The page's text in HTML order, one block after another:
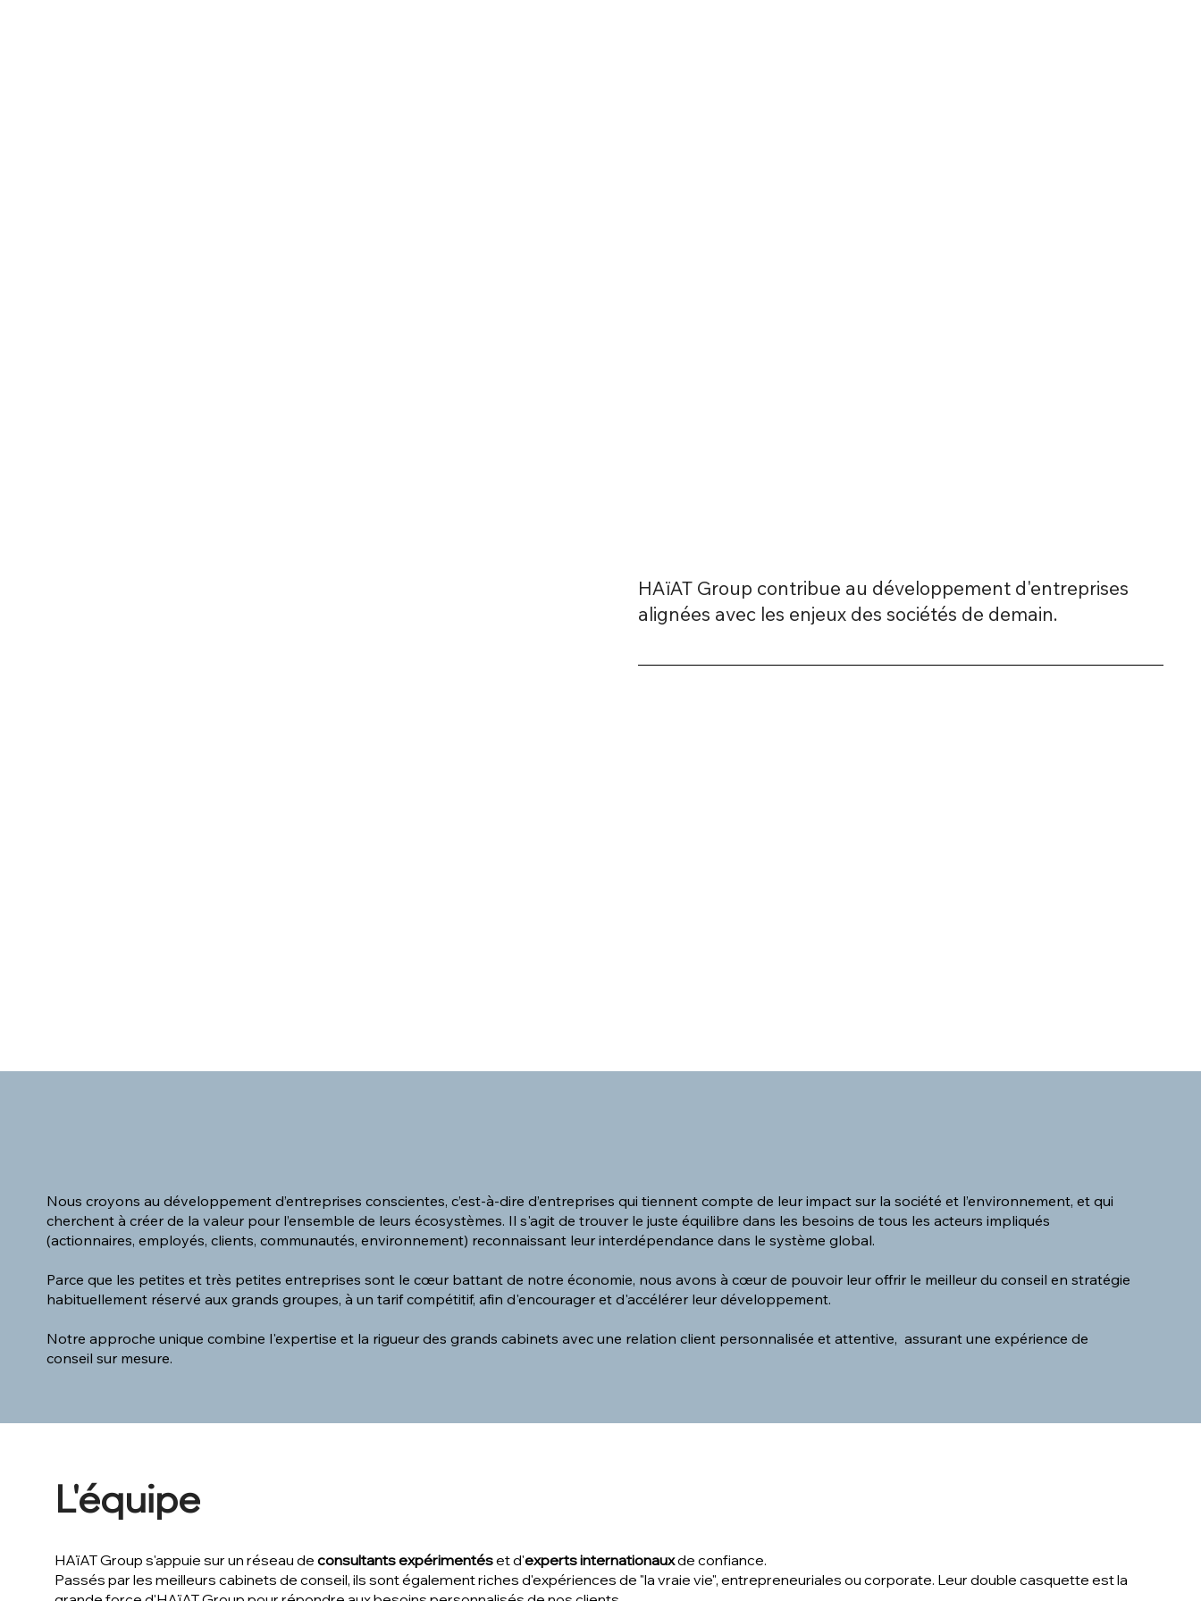
HAïAT Group contribue au développement d'entreprises
alignées avec les enjeux des sociétés de demain.
HAïAT Group s'appuie sur un réseau deconsultants expérimentéset d'experts internationauxde confiance.
Passés par les meilleurs cabinets de conseil, ils sont également riches d'expériences de "la vraie vie", entrepreneuriales ou corporate. Leur double casquette est la
L'équipe
Nous croyons au développement d’entreprises conscientes, c’est-à-dire d’entreprises qui tiennent compte de leur impact sur la société et l’environnement, et qui
cherchent à créer de la valeur pour l’ensemble de leurs écosystèmes. Il s'agit de trouver le juste équilibre dans les besoins de tous les acteurs impliqués
(actionnaires, employés, clients, communautés, environnement) reconnaissant leur interdépendance dans le système global.
Parce que les petites et très petites entreprises sont le cœur battant de notre économie, nous avons à cœur de pouvoir leur offrir le meilleur du conseil en stratégie
habituellement réservé aux grands groupes, à un tarif compétitif, afin d'encourager et d'accélérer leur développement.
Notre approche unique combine l'expertise et la rigueur des grands cabinets avec une relation client personnalisée et attentive, assurant une expérience de
conseil sur mesure.